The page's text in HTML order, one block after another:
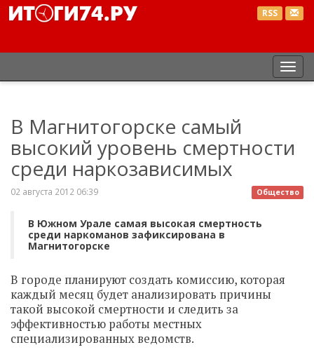
RSS
В Магнитогорске самый
высокий уровень смертности
среди наркозависимых
Общество
02 августа 2012 06:39
В Южном Урале самая высокая смертность
среди наркоманов зафиксирована в
Магнитогорске
В городе планируют создать комиссию, которая
каждый месяц будет анализировать причины
такой высокой смертности и следить за
эффективностью работы местных
специализированных ведомств.